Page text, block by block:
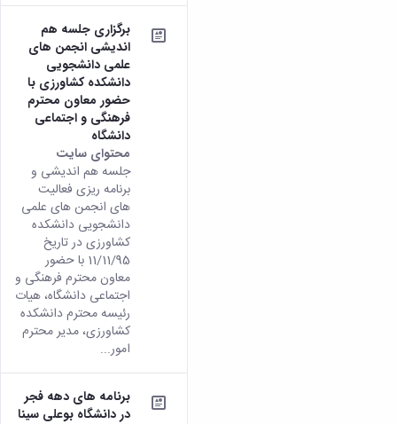
برگزاری جلسه هم
اندیشی انجمن های
علمی دانشجویی
دانشکده کشاورزی با
حضور معاون محترم
فرهنگی و اجتماعی
دانشگاه
محتوای سایت
جلسه هم اندیشی و
برنامه ریزی فعالیت
های انجمن های علمی
دانشجویی دانشکده
کشاورزی در تاریخ
11/11/95 با حضور
معاون محترم فرهنگی و
اجتماعی دانشگاه، هیات
رئیسه محترم دانشکده
کشاورزی، مدیر محترم
امور...
برنامه های دهه فجر
در دانشگاه بوعلی سینا